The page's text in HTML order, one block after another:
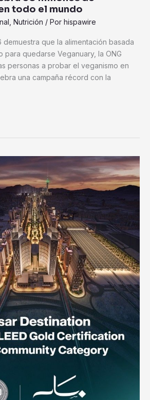
todo el mundo
Nutrición / Por hispawire
demuestra que la alimentación basada
para quedarse Veganuary, la ONG
personas a probar el veganismo en
una campaña récord con la